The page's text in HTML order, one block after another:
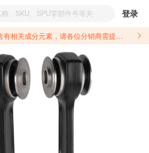
登录
不是强制实施的，其只是避免昂贵诉讼的一种有效的方法。只要企业在保证其使用的另外的警示标语是“清晰和合理”并符合加州65法案要求的，那也是可以被接受的。*请充分了解第三方销售平台对商品上架规要求，并根据对应平台规则调整相关商品信息后进行上架，以免造成您不必要损失。 汽配产品上架注意事项： 不同第三方平台对于适配车型等信息的填写要求各有不同。例如：亚马逊明确禁止在产品标题、卖点和描述中直接使用适配车型的年份、品牌和型号信息；请您仔细研究并熟悉所销售平台关于汽配产品上架销售的具体规则，如果因上架的汽配产品信息填写不符合所销售平台要求，产生违规/侵权等问题所造成的损失需您自行承担。